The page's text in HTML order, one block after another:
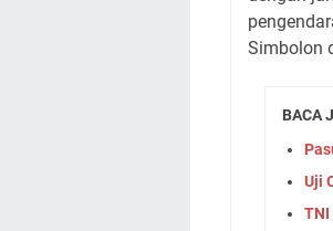
Simbolon
BACA
Uji
TNI